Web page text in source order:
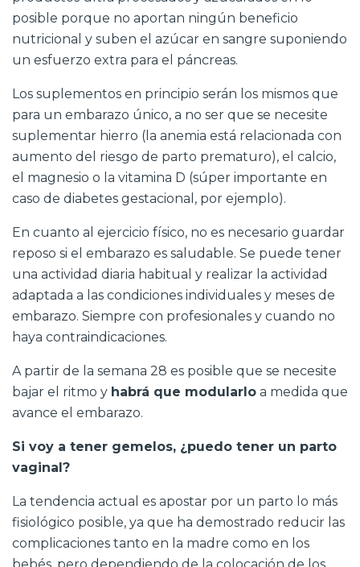
posible porque no aportan ningún beneficio
nutricional y suben el azúcar en sangre suponiendo
un esfuerzo extra para el páncreas.
Los suplementos en principio serán los mismos que
para un embarazo único, a no ser que se necesite
suplementar hierro (la anemia está relacionada con
aumento del riesgo de parto prematuro), el calcio,
el magnesio o la vitamina D (súper importante en
caso de diabetes gestacional, por ejemplo).
En cuanto al ejercicio físico, no es necesario guardar
reposo si el embarazo es saludable. Se puede tener
una actividad diaria habitual y realizar la actividad
adaptada a las condiciones individuales y meses de
embarazo. Siempre con profesionales y cuando no
haya contraindicaciones.
A partir de la semana 28 es posible que se necesite
bajar el ritmo y habrá que modularlo a medida que
avance el embarazo.
Si voy a tener gemelos, ¿puedo tener un parto
vaginal?
La tendencia actual es apostar por un parto lo más
fisiológico posible, ya que ha demostrado reducir las
complicaciones tanto en la madre como en los